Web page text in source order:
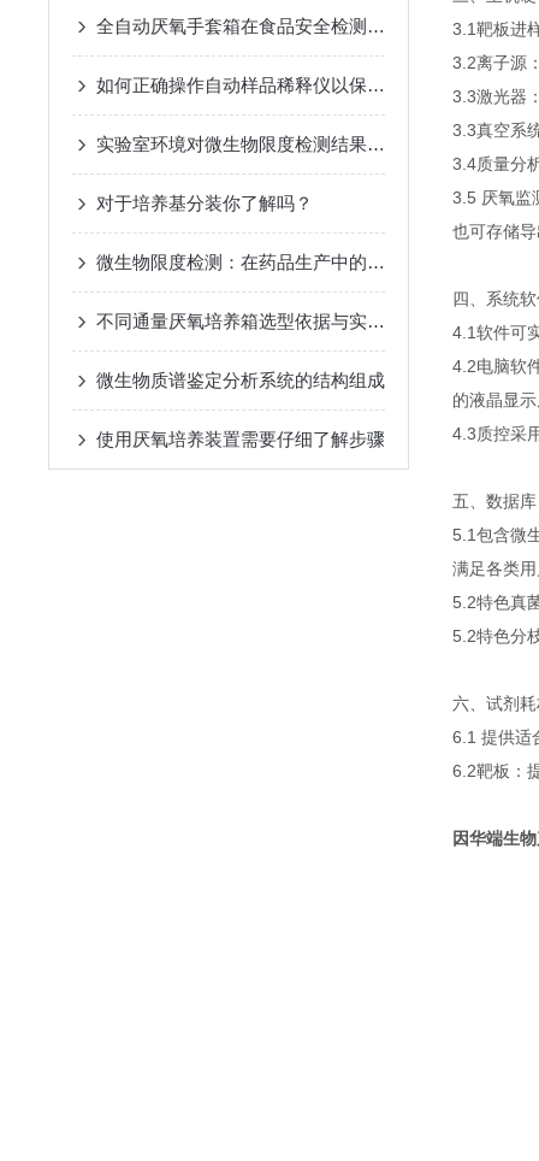
全自动厌氧手套箱在食品安全检测中的应用
如何正确操作自动样品稀释仪以保证结果准确性
实验室环境对微生物限度检测结果的影响及控制措施
对于培养基分装你了解吗？
微生物限度检测：在药品生产中的关键作用
不同通量厌氧培养箱选型依据与实验室空间规划建议
微生物质谱鉴定分析系统的结构组成
使用厌氧培养装置需要仔细了解步骤
3.1靶板进
3.2离子源
3.3激光器
3.3真空系
3.4质量分
3.5 厌氧监
也可存储
四、系统
4.1软件可
4.2电脑软
的液晶显
4.3质控采
五、数据库
5.1包含微
满足各类
5.2特色真
5.2特色分
六、试剂
6.1 提供适
6.2靶板：
因华端生